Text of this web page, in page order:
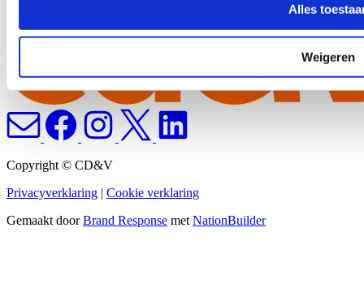
Alles
Weigeren
Copyright © CD&V
Privacyverklaring | Cookie verklaring
Gemaakt doorBrand Response met NationBuilder